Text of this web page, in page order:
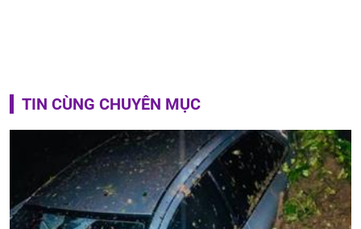
TIN CÙNG CHUYÊN MỤC